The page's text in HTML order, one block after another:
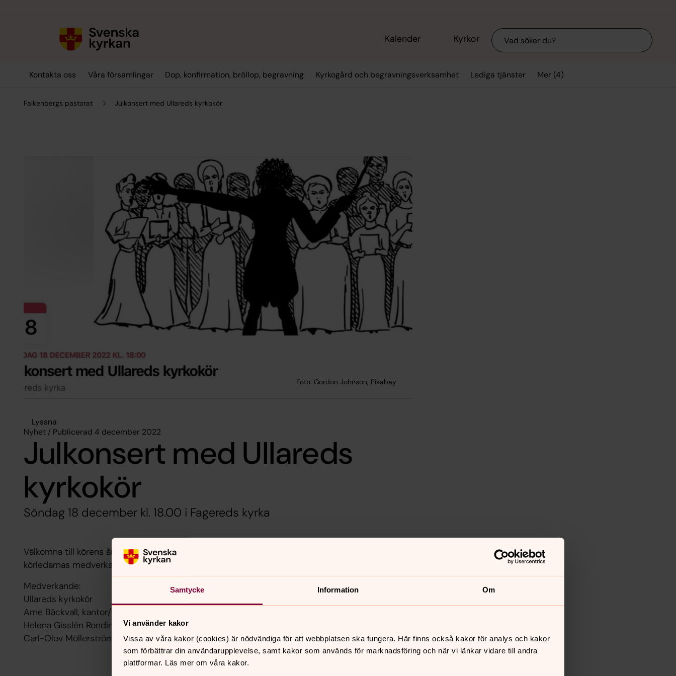
Samtycke Information Om
Vi använder kakor
Vissa av våra kakor (cookies) är nödvändiga för att webbplatsen ska fungera. Här finns också kakor för analys och kakor
som förbättrar din användarupplevelse, samt kakor som används för marknadsföring och när vi länkar vidare till andra
plattformar. Läs mer om våra kakor.
Kalender Kyrkor Sök
Kontakta oss Våra församlingar Dop, konfirmation, bröllop, begravning Kyrkogård och begravningsverksamhet Lediga tjänster Mer (4)
Falkenbergs pastorat Julkonsert med Ullareds kyrkokör
Lyssna
Nyhet / Publicerad 4 december 2022
Julkonsert med Ullareds
kyrkokör
Söndag 18 december kl. 18.00 i Fagereds kyrka
Välkomna till körens årliga julkonsert i Fagereds kyrka med vackra julsånger och
körledarnas medverkan på trumpet och violin!
Medverkande:
Ullareds kyrkokör
Arne Bäckvall, kantor/trumpet
Helena Gisslén Rondin, kantor/violin
Carl-Olov Möllerström, präst